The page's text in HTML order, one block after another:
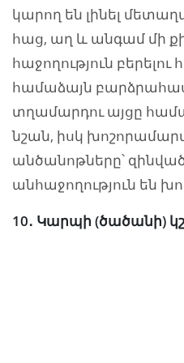
կարող են լինել
հաց, աղ և անգամ մի
հաջողություն
համաձայն
տղամարդու այցը
նշան, իսկ
անծանոթները՝
անհաջողություն են
10․ Կարպի (ծածանի)